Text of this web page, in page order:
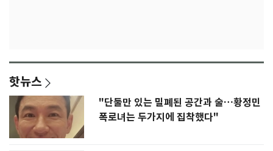
핫뉴스
"단둘만 있는 밀폐된 공간과 술…황정민
폭로녀는 두가지에 집착했다"